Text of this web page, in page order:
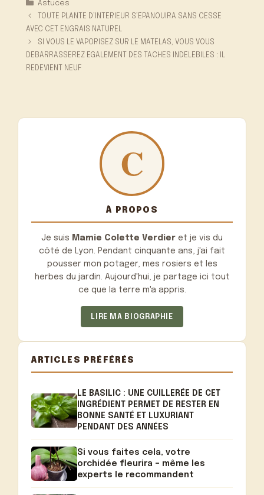
Catégories
Astuces
TOUTE PLANTE D’INTÉRIEUR S’ÉPANOUIRA SANS CESSE
AVEC CET ENGRAIS NATUREL
SI VOUS LE VAPORISEZ SUR LE MATELAS, VOUS VOUS
DÉBARRASSEREZ ÉGALEMENT DES TACHES INDÉLÉBILES : IL
REDEVIENT NEUF
À PROPOS
Je suis Mamie Colette Verdier et je vis du
côté de Lyon. Pendant cinquante ans, j'ai fait
pousser mon potager, mes rosiers et les
herbes du jardin. Aujourd'hui, je partage ici tout
ce que la terre m'a appris.
LIRE MA BIOGRAPHIE
ARTICLES PRÉFÉRÉS
LE BASILIC : UNE CUILLERÉE DE CET
INGRÉDIENT PERMET DE RESTER EN
BONNE SANTÉ ET LUXURIANT
PENDANT DES ANNÉES
Si vous faites cela, votre
orchidée fleurira – même les
experts le recommandent